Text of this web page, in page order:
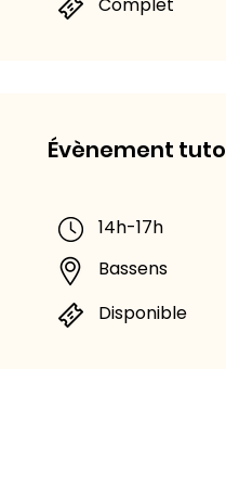
Évènement tuto
14h-17h
Bassens
Disponible